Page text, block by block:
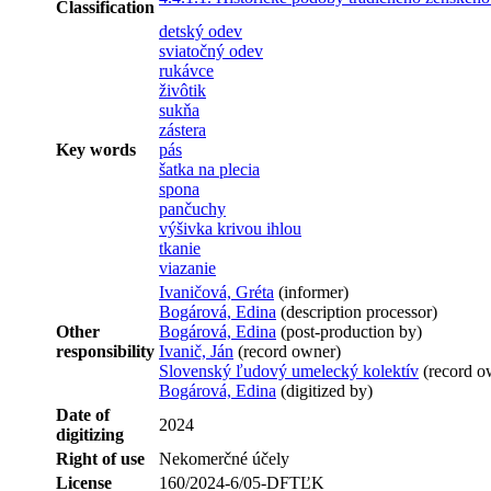
Classification
Key words
detský odev
sviatočný odev
rukávce
živôtik
sukňa
zástera
pás
šatka na plecia
spona
pančuchy
výšivka krivou ihlou
tkanie
viazanie
Other
responsibility
Ivaničová, Gréta (informer)
Bogárová, Edina (description processor)
Bogárová, Edina (post-production by)
Ivanič, Ján (record owner)
Slovenský ľudový umelecký kolektív (record
Bogárová, Edina (digitized by)
Date of
digitizing
2024
Right of use
Nekomerčné účely
License
160/2024-6/05-DFTĽK